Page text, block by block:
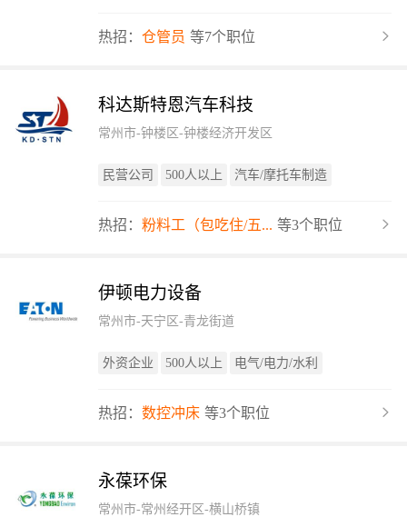
热招： 仓管员 等7个职位
科达斯特恩汽车科技
常州市-钟楼区-钟楼经济开发区
民营公司 500人以上 汽车/摩托车制造
热招： 粉料工（包吃住/五... 等3个职位
伊顿电力设备
常州市-天宁区-青龙街道
外资企业 500人以上 电气/电力/水利
热招： 数控冲床 等3个职位
永葆环保
常州市-常州经开区-横山桥镇